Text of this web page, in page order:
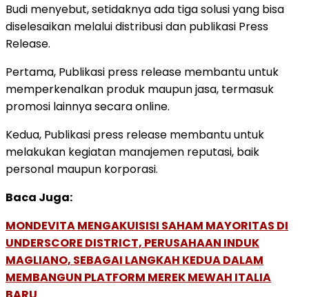
Budi menyebut, setidaknya ada tiga solusi yang bisa
diselesaikan melalui distribusi dan publikasi Press
Release.
Pertama, Publikasi press release membantu untuk
memperkenalkan produk maupun jasa, termasuk
promosi lainnya secara online.
Kedua, Publikasi press release membantu untuk
melakukan kegiatan manajemen reputasi, baik
personal maupun korporasi.
Baca Juga:
MONDEVITA MENGAKUISISI SAHAM MAYORITAS DI
UNDERSCORE DISTRICT, PERUSAHAAN INDUK
MAGLIANO, SEBAGAI LANGKAH KEDUA DALAM
MEMBANGUN PLATFORM MEREK MEWAH ITALIA